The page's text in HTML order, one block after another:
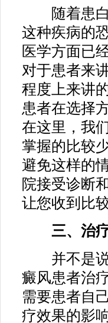
随着患白
这种疾病的
医学方面已
对于患者来
程度上来讲
患者在选择
在这里，我
掌握的比较
避免这样的
院接受诊断
让您收到比
三、治疗
并不是说
癜风患者治
需要患者自
疗效果的影